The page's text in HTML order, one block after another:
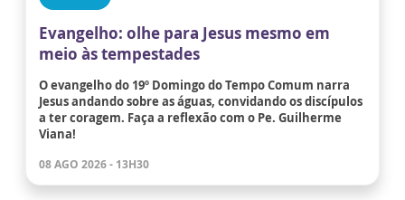
Evangelho: olhe para Jesus mesmo em
meio às tempestades
O evangelho do 19º Domingo do Tempo Comum narra
Jesus andando sobre as águas, convidando os discípulos
a ter coragem. Faça a reflexão com o Pe. Guilherme
Viana!
08 AGO 2026 - 13H30